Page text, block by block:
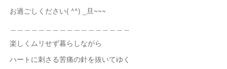
お過ごしください( ^^) _旦~~~
楽しくムリせず暮らしながら
ハートに刺さる苦痛の針を抜いてゆく